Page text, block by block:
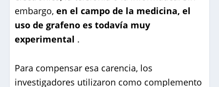
embargo, en el campo de la medicina, el
uso de grafeno es todavía muy
experimental .
Para compensar esa carencia, los
investigadores utilizaron como complemento